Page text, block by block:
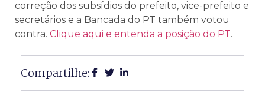
correção dos subsídios do prefeito, vice-prefeito e
secretários e a Bancada do PT também votou
contra. Clique aqui e entenda a posição do PT.
Compartilhe: